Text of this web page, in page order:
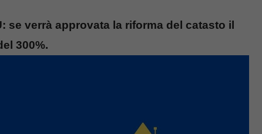
se verrà approvata la riforma del catasto il
300%.